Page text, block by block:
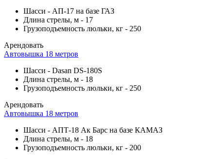
Шасси - АП-17 на базе ГАЗ
Длина стрелы, м - 17
Грузоподъемность люльки, кг - 250
Арендовать
Автовышка 18 метров
Шасси - Dasan DS-180S
Длина стрелы, м - 18
Грузоподъемность люльки, кг - 250
Арендовать
Автовышка 18 метров
Шасси - АПТ-18 Ак Барс на базе КАМАЗ
Длина стрелы, м - 18
Грузоподъемность люльки, кг - 200